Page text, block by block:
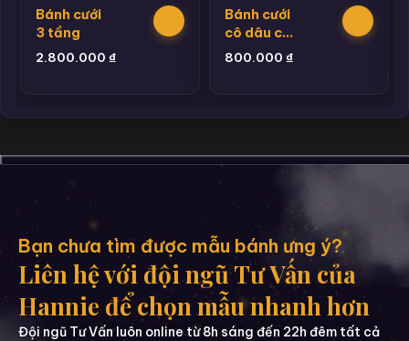
Bánh cưới
3 tầng
2.800.000 ₫
Bánh cưới
cô dâu chú
rể
800.000 ₫
Bạn chưa tìm được mẫu bánh ưng ý?
Liên hệ với đội ngũ Tư Vấn của
Hannie để chọn mẫu nhanh hơn
Đội ngũ Tư Vấn luôn online từ 8h sáng đến 22h đêm tất cả